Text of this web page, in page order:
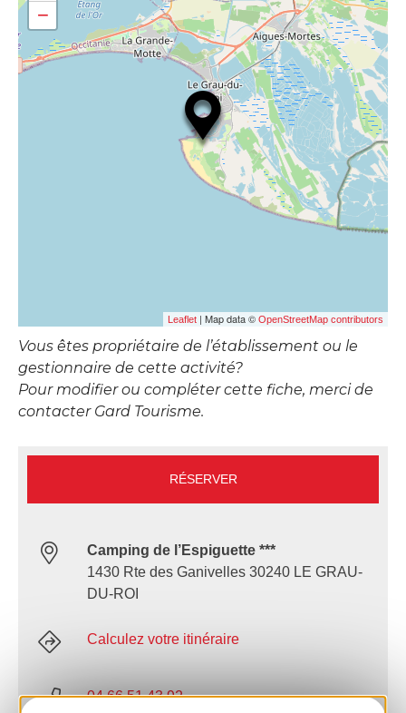
−
Leaflet | Map data © OpenStreetMap contributors
Vous êtes propriétaire de l’établissement ou le
gestionnaire de cette activité?
Pour modifier ou compléter cette fiche, merci de
contacter Gard Tourisme.
RÉSERVER
Camping de l’Espiguette ***
1430 Rte des Ganivelles 30240 LE GRAU-
DU-ROI
Calculez votre itinéraire
04 66 51 43 92